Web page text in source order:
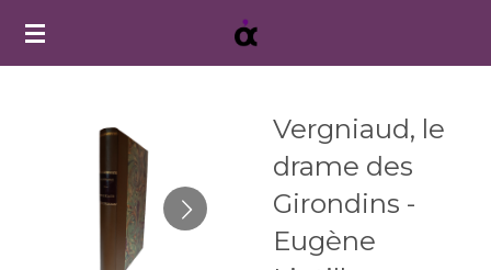
Passer
Vergniaud, le
drame des
Girondins -
Eugène